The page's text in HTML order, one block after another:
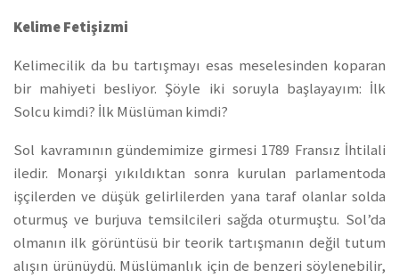
Kelime Fetişizmi
Kelimecilik da bu tartışmayı esas meselesinden koparan
bir mahiyeti besliyor. Şöyle iki soruyla başlayayım: İlk
Solcu kimdi? İlk Müslüman kimdi?
Sol kavramının gündemimize girmesi 1789 Fransız İhtilali
iledir. Monarşi yıkıldıktan sonra kurulan parlamentoda
işçilerden ve düşük gelirlilerden yana taraf olanlar solda
oturmuş ve burjuva temsilcileri sağda oturmuştu. Sol’da
olmanın ilk görüntüsü bir teorik tartışmanın değil tutum
alışın ürünüydü. Müslümanlık için de benzeri söylenebilir,